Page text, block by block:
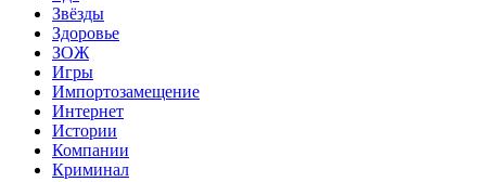
Звёзды
Здоровье
ЗОЖ
Игры
Импортозамещение
Интернет
Истории
Компании
Криминал